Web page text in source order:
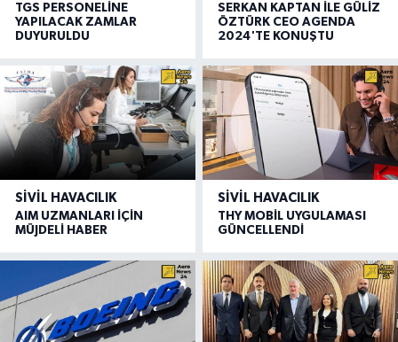
TGS PERSONELİNE
YAPILACAK ZAMLAR
DUYURULDU
SERKAN KAPTAN İLE GÜLİZ
ÖZTÜRK CEO AGENDA
2024'TE KONUŞTU
SIVIL HAVACILIK
AIM UZMANLARI İÇİN
MÜJDELİ HABER
SIVIL HAVACILIK
THY MOBİL UYGULAMASI
GÜNCELLENDİ